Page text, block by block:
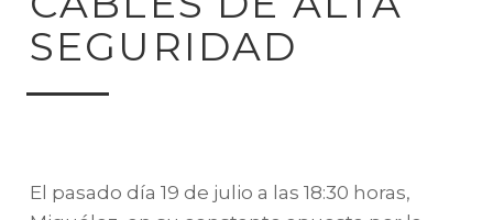
SEGURIDAD
El pasado día 19 de julio a las 18:30 horas,